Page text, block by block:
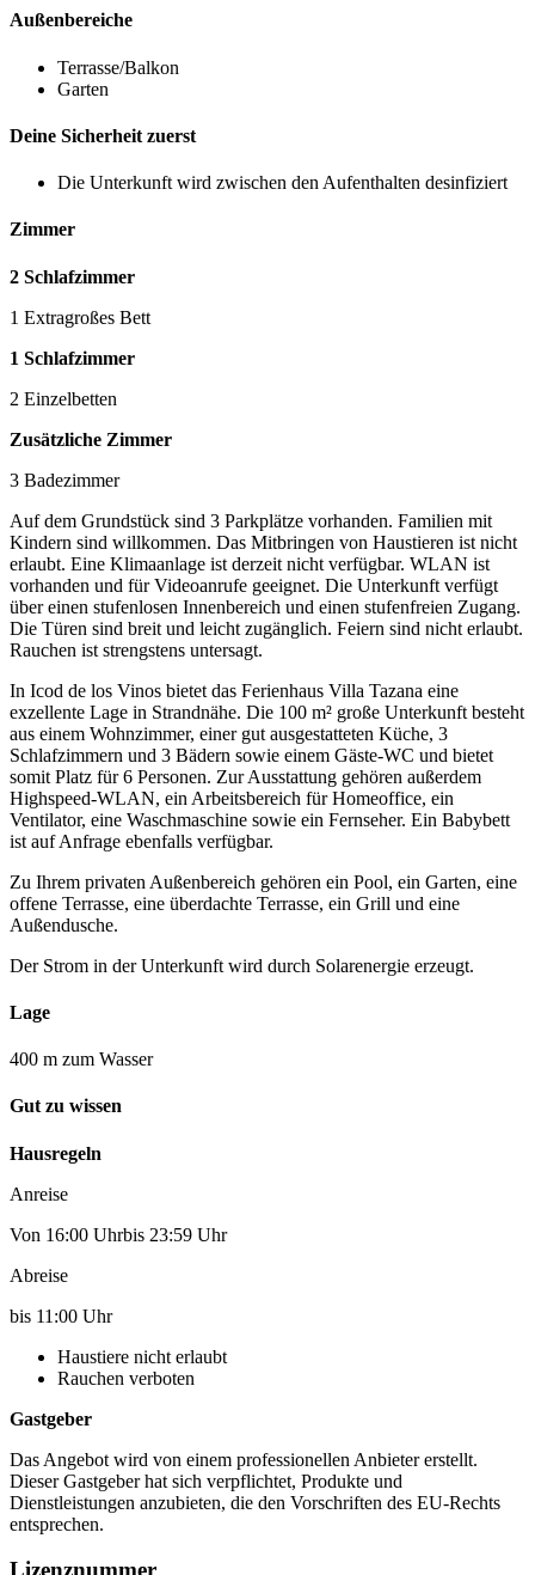
Außenbereiche
Terrasse/Balkon
Garten
Deine Sicherheit zuerst
Die Unterkunft wird zwischen den Aufenthalten desinfiziert
Zimmer
2 Schlafzimmer
1 Extragroßes Bett
1 Schlafzimmer
2 Einzelbetten
Zusätzliche Zimmer
3 Badezimmer
Auf dem Grundstück sind 3 Parkplätze vorhanden. Familien mit
Kindern sind willkommen. Das Mitbringen von Haustieren ist nicht
erlaubt. Eine Klimaanlage ist derzeit nicht verfügbar. WLAN ist
vorhanden und für Videoanrufe geeignet. Die Unterkunft verfügt
über einen stufenlosen Innenbereich und einen stufenfreien Zugang.
Die Türen sind breit und leicht zugänglich. Feiern sind nicht erlaubt.
Rauchen ist strengstens untersagt.
In Icod de los Vinos bietet das Ferienhaus Villa Tazana eine
exzellente Lage in Strandnähe. Die 100 m² große Unterkunft besteht
aus einem Wohnzimmer, einer gut ausgestatteten Küche, 3
Schlafzimmern und 3 Bädern sowie einem Gäste-WC und bietet
somit Platz für 6 Personen. Zur Ausstattung gehören außerdem
Highspeed-WLAN, ein Arbeitsbereich für Homeoffice, ein
Ventilator, eine Waschmaschine sowie ein Fernseher. Ein Babybett
ist auf Anfrage ebenfalls verfügbar.
Zu Ihrem privaten Außenbereich gehören ein Pool, ein Garten, eine
offene Terrasse, eine überdachte Terrasse, ein Grill und eine
Außendusche.
Der Strom in der Unterkunft wird durch Solarenergie erzeugt.
Lage
400 m zum Wasser
Gut zu wissen
Hausregeln
Anreise
Von 16:00 Uhrbis 23:59 Uhr
Abreise
bis 11:00 Uhr
Haustiere nicht erlaubt
Rauchen verboten
Gastgeber
Das Angebot wird von einem professionellen Anbieter erstellt.
Dieser Gastgeber hat sich verpflichtet, Produkte und
Dienstleistungen anzubieten, die den Vorschriften des EU-Rechts
entsprechen.